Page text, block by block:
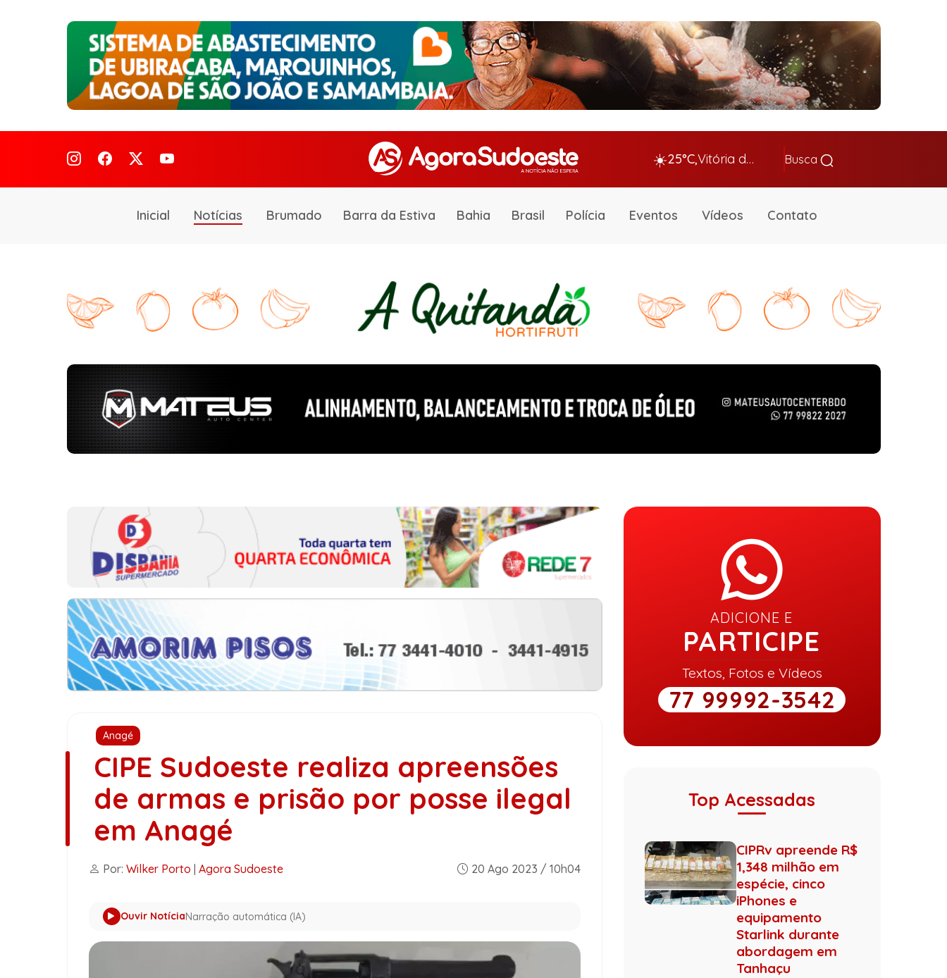
☀️25°C, Vitória da Conq… Busca
Inicial Notícias Brumado Barra da Estiva Bahia Brasil Polícia Eventos Vídeos Contato
Anagé
CIPE Sudoeste realiza apreensões
de armas e prisão por posse ilegal
em Anagé
Por: Wilker Porto Agora Sudoeste 20 Ago 2023 / 10h04
Ouvir NotíciaNarração automática (IA)
ADICIONE E
PARTICIPE
Textos, Fotos e Vídeos
77 99992-3542
Top Acessadas
CIPRv apreende R$
1,348 milhão em
espécie, cinco
iPhones e
equipamento
Starlink durante
abordagem em
Tanhaçu